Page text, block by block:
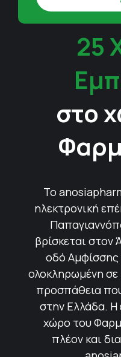
25
στο
Το
ηλεκτρονική
βρίσκεται στον
οδό Αμφίσσης
ολοκληρωμένη σε
προσπάθεια που
στην Ελλάδα. Η
χώρο του
πλέον και